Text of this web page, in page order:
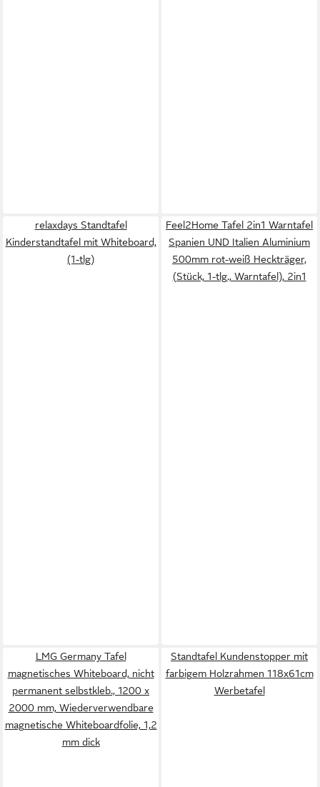
relaxdays Standtafel
Kinderstandtafel mit Whiteboard,
(1-tlg)
Feel2Home Tafel 2in1 Warntafel
Spanien UND Italien Aluminium
500mm rot-weiß Heckträger,
(Stück, 1-tlg., Warntafel), 2in1
LMG Germany Tafel
magnetisches Whiteboard, nicht
permanent selbstkleb., 1200 x
2000 mm, Wiederverwendbare
magnetische Whiteboardfolie, 1,2
mm dick
Standtafel Kundenstopper mit
farbigem Holzrahmen 118x61cm
Werbetafel